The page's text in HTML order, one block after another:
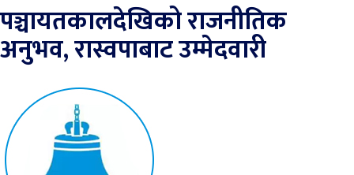
पञ्चायतकालदेखिको राजनीतिक
अनुभव, रास्वपाबाट उम्मेदवारी